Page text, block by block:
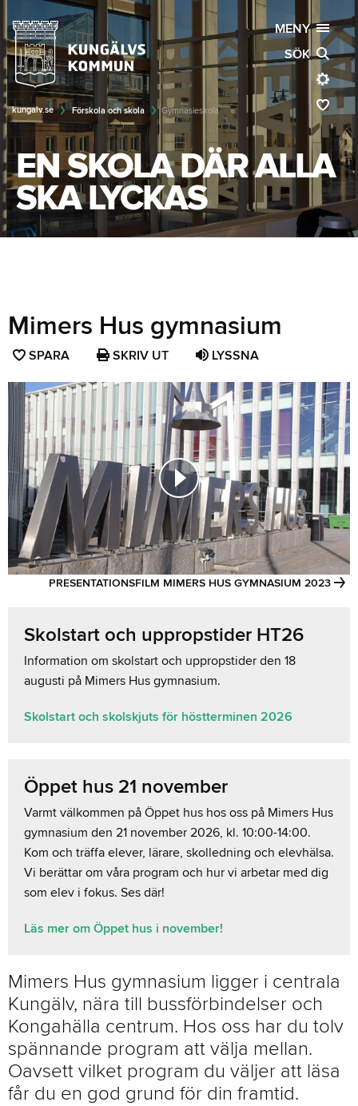
MENY
SÖK
kungalv.se Förskola och skola Gymnasieskola
EN SKOLA DÄR ALLA
SKA LYCKAS
Mimers Hus gymnasium
SPARA SPARA
SOM
FAVORIT
SKRIV UT LYSSNA
PRESENTATIONSFILM MIMERS HUS GYMNASIUM 2023
Skolstart och uppropstider HT26
Information om skolstart och uppropstider den 18
augusti på Mimers Hus gymnasium.
Skolstart och skolskjuts för höstterminen 2026
Öppet hus 21 november
Varmt välkommen på Öppet hus hos oss på Mimers Hus
gymnasium den 21 november 2026, kl. 10:00-14:00.
Kom och träffa elever, lärare, skolledning och elevhälsa.
Vi berättar om våra program och hur vi arbetar med dig
som elev i fokus. Ses där!
Läs mer om Öppet hus i november!
Mimers Hus gymnasium ligger i centrala
Kungälv, nära till bussförbindelser och
Kongahälla centrum. Hos oss har du tolv
spännande program att välja mellan.
Oavsett vilket program du väljer att läsa
får du en god grund för din framtid.